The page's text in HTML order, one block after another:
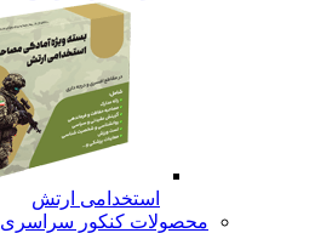
استخدامی ارتش
محصولات کنکور سراسری